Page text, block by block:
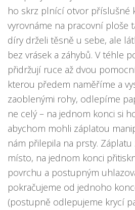
ho skrz plnící otvor příslušné
vyrovnáme na pracovní ploše
díry drželi těsně u sebe, ale
bez vrásek a záhybů. V téhle
přidržují ruce až dvou
kterou předem naměříme a
zaoblenými rohy, odlepíme
ne celý – na jednom konci si
abychom mohli záplatou
nám přilepila na prsty.
místo, na jednom konci
povrchu a postupným
pokračujeme od jednoho
(postupně odlepujeme krycí